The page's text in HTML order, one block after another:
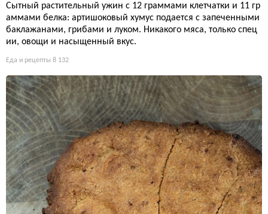
Сытный растительный ужин с 12 граммами клетчатки и 11 гр
аммами белка: артишоковый хумус подается с запеченными
баклажанами, грибами и луком. Никакого мяса, только спец
ии, овощи и насыщенный вкус.
Еда и рецепты 8 132